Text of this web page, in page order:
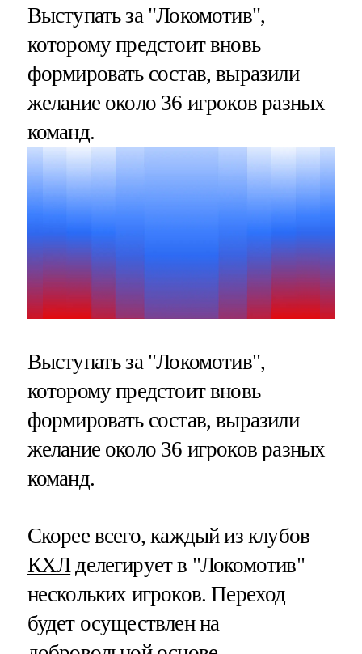
Выступать за "Локомотив",
которому предстоит вновь
формировать состав, выразили
желание около 36 игроков разных
команд.
Выступать за "Локомотив",
которому предстоит вновь
формировать состав, выразили
желание около 36 игроков разных
команд.
Скорее всего, каждый из клубов
КХЛделегирует в "Локомотив"
нескольких игроков. Переход
будет осуществлен на